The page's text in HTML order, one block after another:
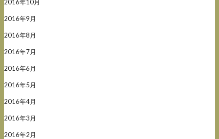
2016年10月
2016年9月
2016年8月
2016年7月
2016年6月
2016年5月
2016年4月
2016年3月
2016年2月